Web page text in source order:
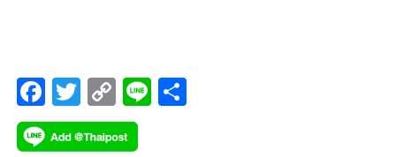
F
ac
e
T
wi
tt
C
o
p
Li